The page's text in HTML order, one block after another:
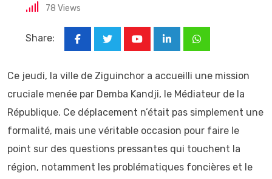
78 Views
Share:
LinkedInWhatsapp
Ce jeudi, la ville de Ziguinchor a accueilli une mission
cruciale menée par Demba Kandji, le Médiateur de la
République. Ce déplacement n’était pas simplement une
formalité, mais une véritable occasion pour faire le
point sur des questions pressantes qui touchent la
région, notamment les problématiques foncières et le